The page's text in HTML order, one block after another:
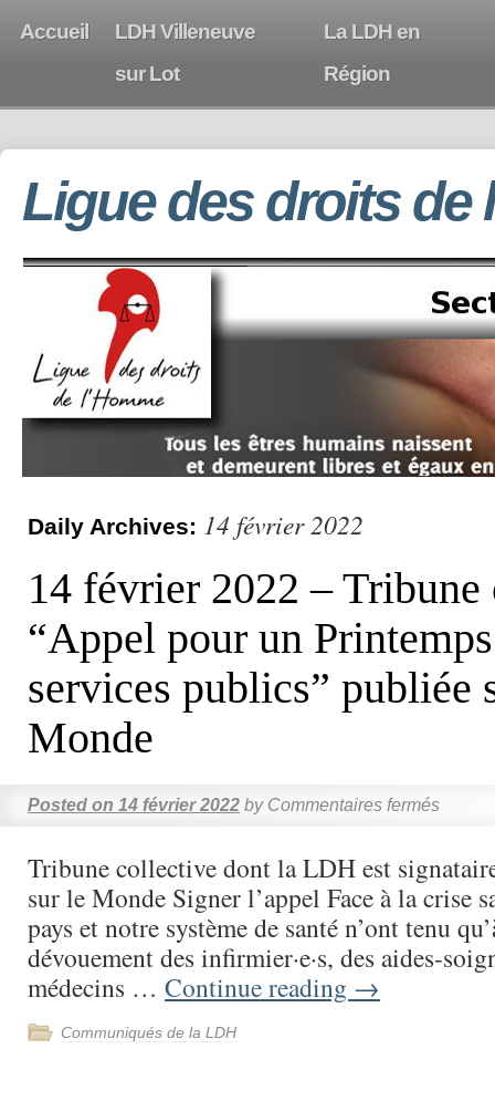
Accueil
LDH Villeneuve
sur Lot
La LDH en
Région
Ligue des droits de
Daily Archives: 14 février 2022
14 février 2022 –
“Appel pour un
services publics” publiée
Monde
Posted on 14 février 2022 by Commentaires fermés
Tribune collective dont la LDH est
sur le Monde Signer l’appel Face à la crise
pays et notre système de santé n’ont tenu
dévouement des infirmier·e·s, des aides-
médecins … Continue reading →
Communiqués de la LDH